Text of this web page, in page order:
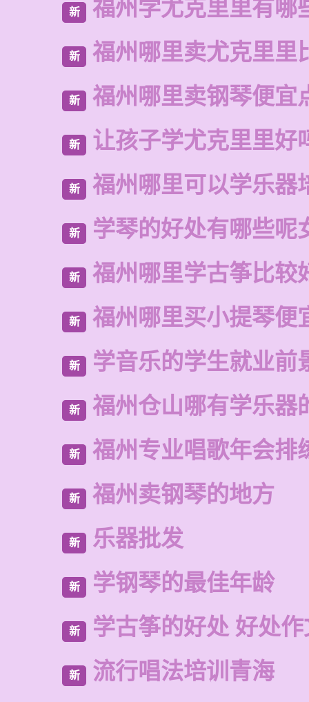
新 福州学尤克里里有哪
新 福州哪里卖尤克里里
新 福州哪里卖钢琴便宜
新 让孩子学尤克里里好
新 福州哪里可以学乐器
新 学琴的好处有哪些呢
新 福州哪里学古筝比较
新 福州哪里买小提琴便
新 学音乐的学生就业前
新 福州仓山哪有学乐器
新 福州专业唱歌年会排
新 福州卖钢琴的地方
新 乐器批发
新 学钢琴的最佳年龄
新 学古筝的好处 好处作
新 流行唱法培训青海